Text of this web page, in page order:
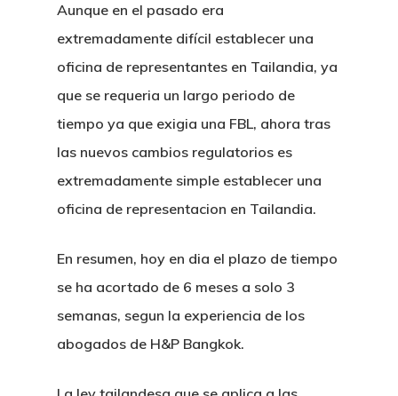
Aunque en el pasado era
extremadamente difícil establecer una
oficina de representantes en Tailandia, ya
que se requeria un largo periodo de
tiempo ya que exigia una FBL, ahora tras
las nuevos cambios regulatorios es
extremadamente simple establecer una
oficina de representacion en Tailandia.
En resumen, hoy en dia el plazo de tiempo
se ha acortado de 6 meses a solo 3
semanas, segun la experiencia de los
abogados de H&P Bangkok.